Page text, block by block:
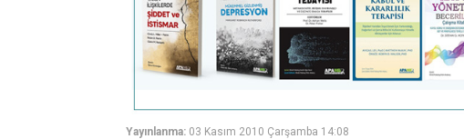
Yayınlanma: 03 Kasım 2010 Çarşamba 14:08